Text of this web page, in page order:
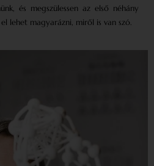
és megszülessen az első néhány
lehet magyarázni, miről is van szó.